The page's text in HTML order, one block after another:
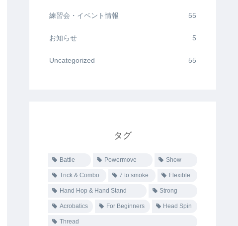
練習会・イベント情報 55
お知らせ 5
Uncategorized 55
タグ
Battle Powermove Show
Trick & Combo 7 to smoke Flexible
Hand Hop & Hand Stand Strong
Acrobatics For Beginners Head Spin
Thread